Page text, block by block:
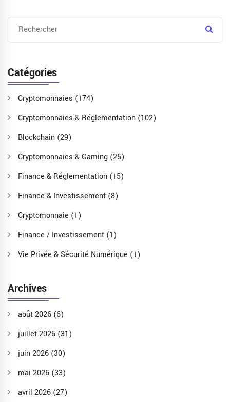
Catégories
Cryptomonnaies (174)
Cryptomonnaies & Réglementation (102)
Blockchain (29)
Cryptomonnaies & Gaming (25)
Finance & Réglementation (15)
Finance & Investissement (8)
Cryptomonnaie (1)
Finance / Investissement (1)
Vie Privée & Sécurité Numérique (1)
Archives
août 2026 (6)
juillet 2026 (31)
juin 2026 (30)
mai 2026 (33)
avril 2026 (27)